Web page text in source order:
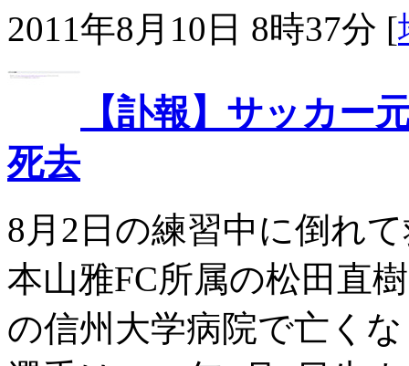
2011年8月10日 8時37分 [
【訃報】サッカー
死去
8月2日の練習中に倒れ
本山雅FC所属の松田直
の信州大学病院で亡く